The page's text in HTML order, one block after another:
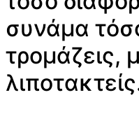
συνάμα
τρομάζεις,